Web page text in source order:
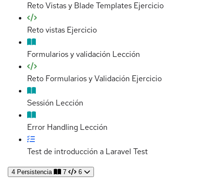
Reto Vistas y Blade Templates Ejercicio
Reto vistas Ejercicio
Formularios y validación Lección
Reto Formularios y Validación Ejercicio
Sessión Lección
Error Handling Lección
Test de introducción a Laravel Test
4 Persistencia 7 6